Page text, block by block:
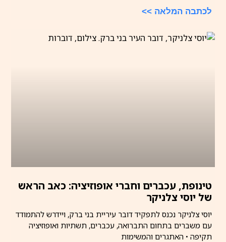
לכתבה המלאה >>
טינופת, עכברים וחברי אופוזיציה: כאב הראש
של יוסי צלניקר
יוסי צלניקר נכנס לתפקיד דובר עיריית בני ברק, ויידרש להתמודד
עם משברים בתחום התברואה, עכברים, תשתיות ואופוזיציה
תקיפה • האתגרים והמשימות